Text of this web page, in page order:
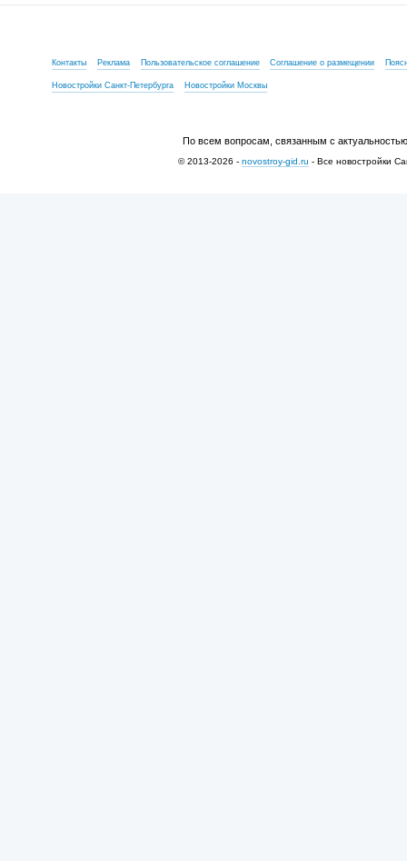
Контакты Реклама Пользовательское соглашение Соглашение о размещении
Новостройки Санкт-Петербурга Новостройки Москвы
По всем вопросам, связанным с
© 2013-2026 - novostroy-gid.ru - Все новостройки